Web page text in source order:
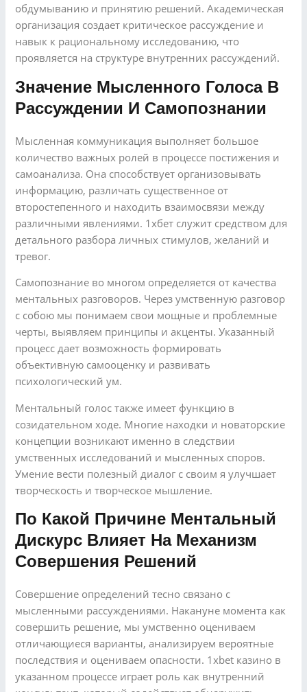
обдумыванию и принятию решений. Академическая
организация создает критическое рассуждение и
навык к рациональному исследованию, что
проявляется на структуре внутренних рассуждений.
Значение Мысленного Голоса В
Рассуждении И Самопознании
Мысленная коммуникация выполняет большое
количество важных ролей в процессе постижения и
самоанализа. Она способствует организовывать
информацию, различать существенное от
второстепенного и находить взаимосвязи между
различными явлениями. 1хбет служит средством для
детального разбора личных стимулов, желаний и
тревог.
Самопознание во многом определяется от качества
ментальных разговоров. Через умственную разговор
с собою мы понимаем свои мощные и проблемные
черты, выявляем принципы и акценты. Указанный
процесс дает возможность формировать
объективную самооценку и развивать
психологический ум.
Ментальный голос также имеет функцию в
созидательном ходе. Многие находки и новаторские
концепции возникают именно в следствии
умственных исследований и мысленных споров.
Умение вести полезный диалог с своим я улучшает
творческость и творческое мышление.
По Какой Причине Ментальный
Дискурс Влияет На Механизм
Совершения Решений
Совершение определений тесно связано с
мысленными рассуждениями. Накануне момента как
совершить решение, мы умственно оцениваем
отличающиеся варианты, анализируем вероятные
последствия и оцениваем опасности. 1xbet казино в
указанном процессе играет роль как внутренний